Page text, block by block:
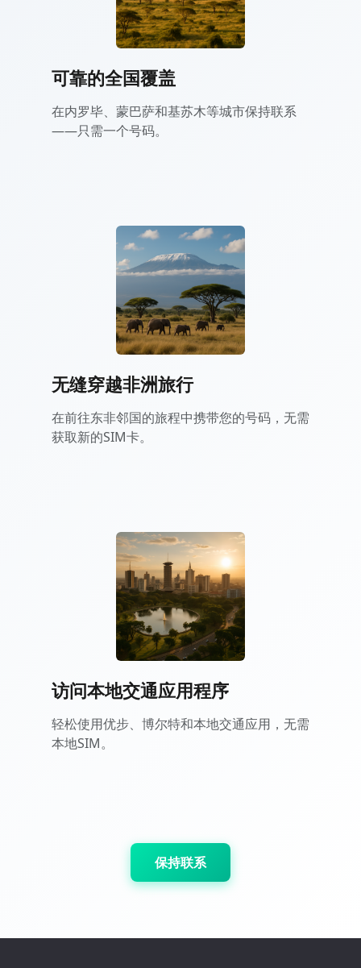
可靠的全国覆盖
在内罗毕、蒙巴萨和基苏木等城市保持联系
——只需一个号码。
无缝穿越非洲旅行
在前往东非邻国的旅程中携带您的号码，无需
获取新的SIM卡。
访问本地交通应用程序
轻松使用优步、博尔特和本地交通应用，无需
本地SIM。
保持联系